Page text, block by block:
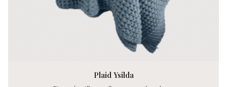
Plaid Ysilda